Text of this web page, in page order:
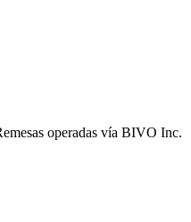
operadas vía BIVO Inc.